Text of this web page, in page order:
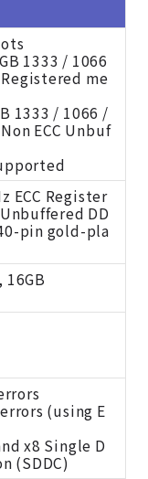
1333 / 1066
Registered me
1333 / 1066 /
ECC Unbuf
ECC Register
Unbuffered DD
pin gold-pla
16GB
(using E
x8 Single D
(SDDC)